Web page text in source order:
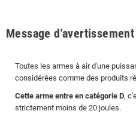
Message
Toutes les armes à air d'une
considérées comme des produits
Cette arme entre en catégorie D,
strictement moins de 20 joules.